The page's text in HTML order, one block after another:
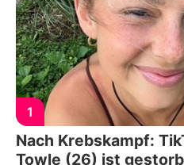
1
Nach Krebskampf:
Towle (26) ist